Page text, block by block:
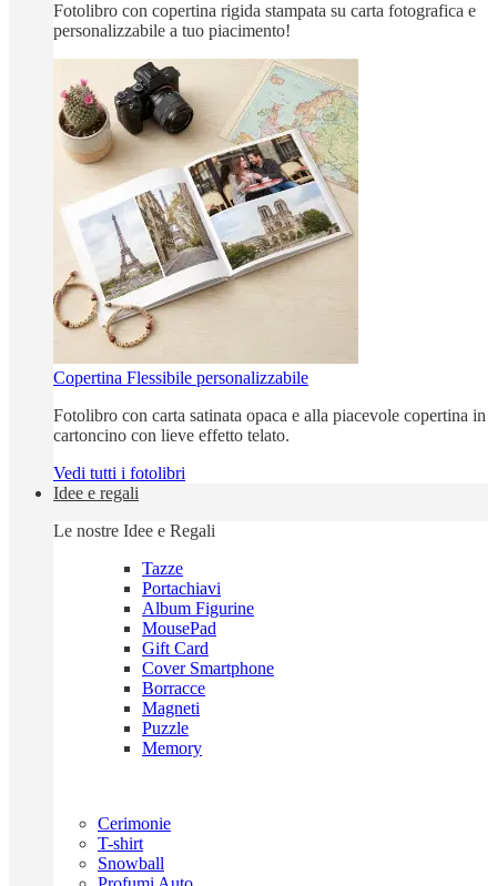
Fotolibro con copertina rigida stampata su carta fotografica e
personalizzabile a tuo piacimento!
Copertina Flessibile personalizzabile
Fotolibro con carta satinata opaca e alla piacevole copertina in
cartoncino con lieve effetto telato.
Vedi tutti i fotolibri
Idee e regali
Le nostre Idee e Regali
Tazze
Portachiavi
Album Figurine
MousePad
Gift Card
Cover Smartphone
Borracce
Magneti
Puzzle
Memory
Cerimonie
T-shirt
Snowball